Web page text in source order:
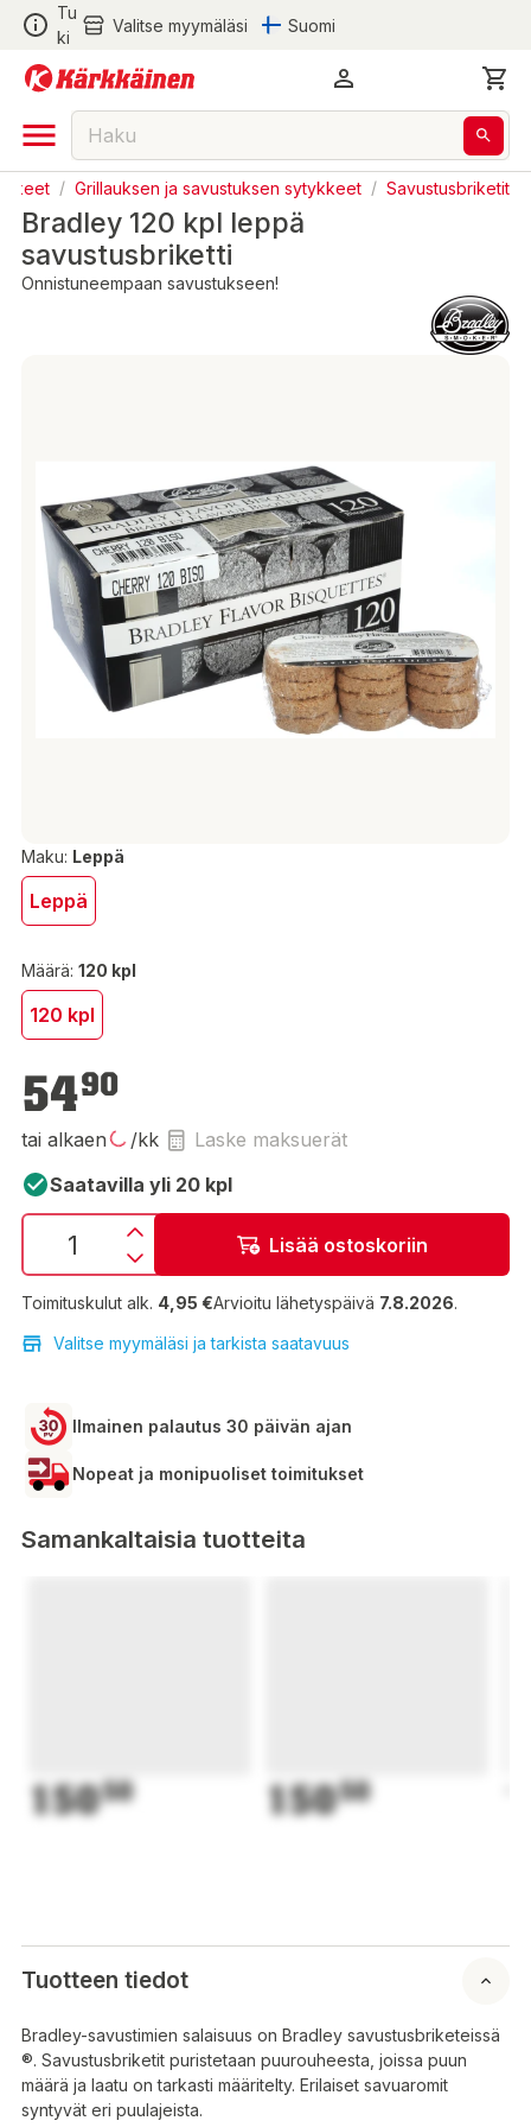
Tu
ki
Valitse myymäläsi Suomi
/ Grillauksen ja savustuksen sytykkeet / Savustusbriketit
Bradley 120 kpl leppä
savustusbriketti
Onnistuneempaan savustukseen!
Maku: Leppä
Leppä
Määrä: 120 kpl
120 kpl
5490
tai alkaen /kk
Laske maksuerät
Saatavilla yli 20 kpl
Lisää ostoskoriin
Toimituskulut alk. 4,95 €Arvioitu lähetyspäivä 7.8.2026.
Valitse myymäläsi ja tarkista saatavuus
Ilmainen palautus 30 päivän ajan
Nopeat ja monipuoliset toimitukset
Samankaltaisia tuotteita
15050 15050
Tuotteen tiedot
Bradley-savustimien salaisuus on Bradley savustusbriketeissä
®. Savustusbriketit puristetaan puurouheesta, joissa puun
määrä ja laatu on tarkasti määritelty. Erilaiset savuaromit
syntyvät eri puulajeista.